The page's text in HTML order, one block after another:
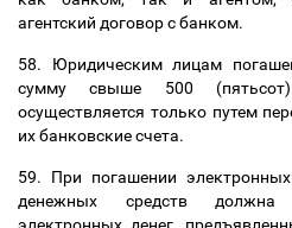
агентский договор с банком.
58. Юридическим лицам
сумму свыше 500 (пятьсот)
осуществляется только путем
их банковские счета.
59. При погашении
денежных средств должна